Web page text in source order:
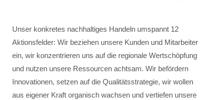
Unser konkretes nachhaltiges Handeln umspannt 12
Aktionsfelder: Wir beziehen unsere Kunden und Mitarbeiter
ein, wir konzentrieren uns auf die regionale Wertschöpfung
und nutzen unsere Ressourcen achtsam. Wir befördern
Innovationen, setzen auf die Qualitätsstrategie, wir wollen
aus eigener Kraft organisch wachsen und vertiefen unsere